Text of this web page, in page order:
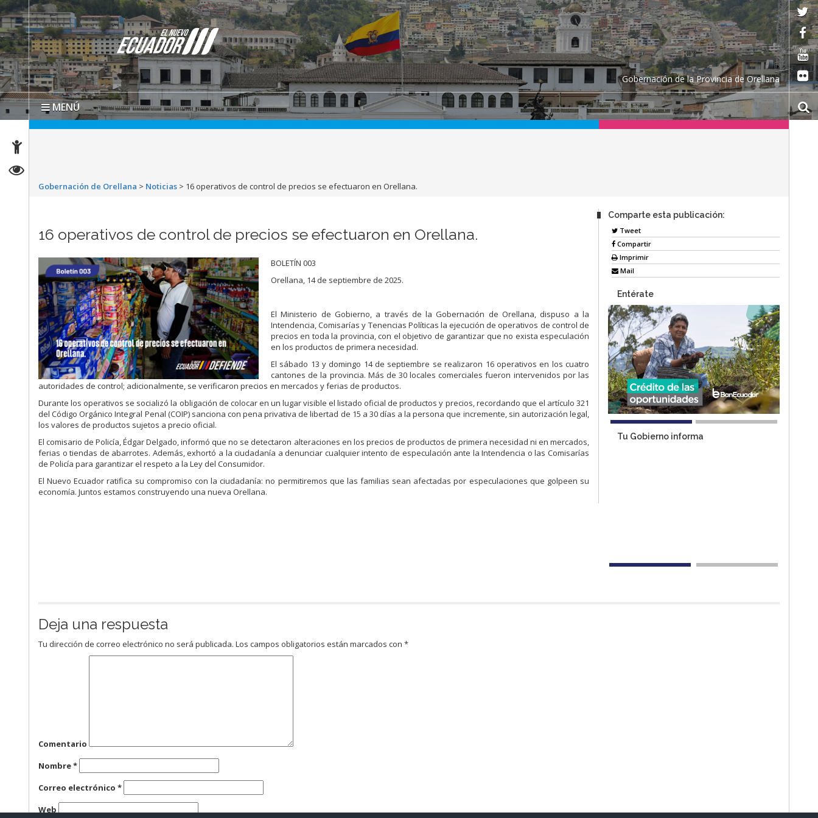
Gobernación de la Provincia de Orellana
MENÚ
Gobernación de Orellana > Noticias > 16 operativos de control de precios se efectuaron en Orellana.
16 operativos de control de precios se efectuaron en Orellana.
BOLETÍN 003
Orellana, 14 de septiembre de 2025.
El Ministerio de Gobierno, a través de la Gobernación de Orellana, dispuso a la
Intendencia, Comisarías y Tenencias Políticas la ejecución de operativos de control de
precios en toda la provincia, con el objetivo de garantizar que no exista especulación
en los productos de primera necesidad.
El sábado 13 y domingo 14 de septiembre se realizaron 16 operativos en los cuatro
cantones de la provincia. Más de 30 locales comerciales fueron intervenidos por las
autoridades de control; adicionalmente, se verificaron precios en mercados y ferias de productos.
Durante los operativos se socializó la obligación de colocar en un lugar visible el listado oficial de productos y precios, recordando que el artículo 321
del Código Orgánico Integral Penal (COIP) sanciona con pena privativa de libertad de 15 a 30 días a la persona que incremente, sin autorización legal,
los valores de productos sujetos a precio oficial.
El comisario de Policía, Édgar Delgado, informó que no se detectaron alteraciones en los precios de productos de primera necesidad ni en mercados,
ferias o tiendas de abarrotes. Además, exhortó a la ciudadanía a denunciar cualquier intento de especulación ante la Intendencia o las Comisarías
de Policía para garantizar el respeto a la Ley del Consumidor.
El Nuevo Ecuador ratifica su compromiso con la ciudadanía: no permitiremos que las familias sean afectadas por especulaciones que golpeen su
economía. Juntos estamos construyendo una nueva Orellana.
Comparte esta publicación:
Tweet
Compartir
Imprimir
Mail
Entérate
Tu Gobierno informa
Deja una respuesta
Tu dirección de correo electrónico no será publicada. Los campos obligatorios están marcados con*
Comentario
Nombre*
Correo electrónico*
Web